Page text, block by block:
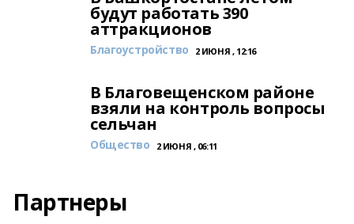
будут работать 390
аттракционов
Благоустройство 2 ИЮНЯ , 12:16
В Благовещенском районе
взяли на контроль вопросы
сельчан
Общество 2 ИЮНЯ , 06:11
Партнеры